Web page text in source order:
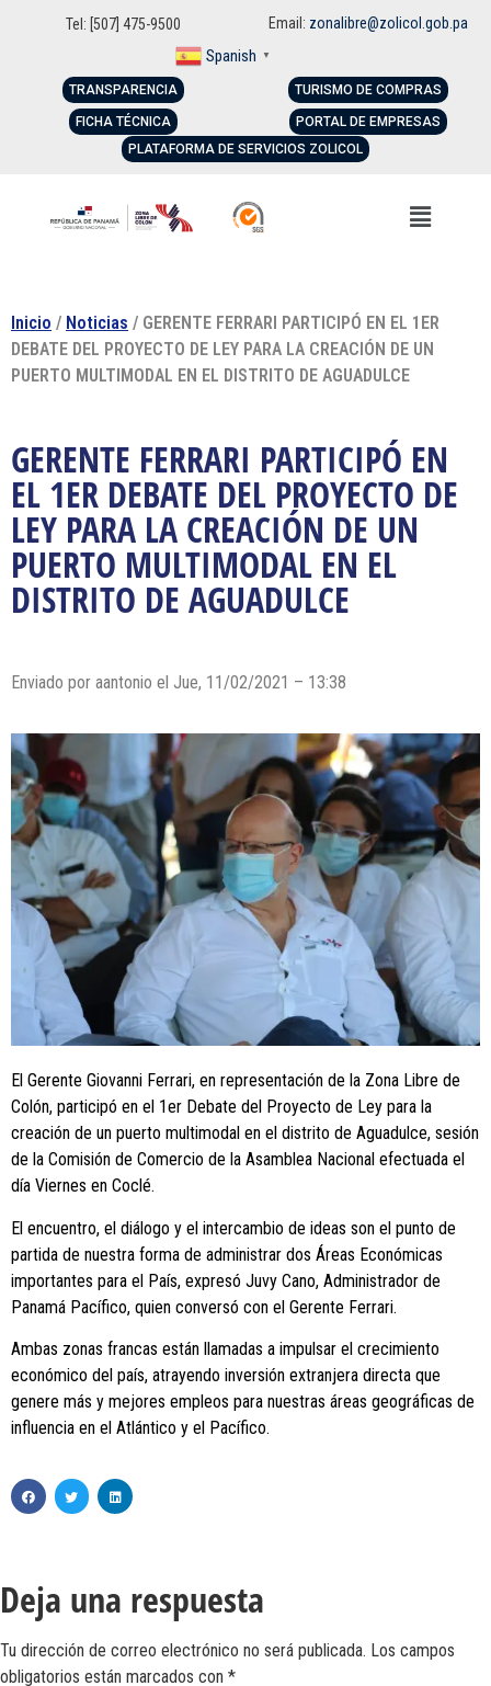
Tel: [507] 475-9500 Email: zonalibre@zolicol.gob.pa
Spanish ▼
TRANSPARENCIA
FICHA TÉCNICA
TURISMO DE COMPRAS
PORTAL DE EMPRESAS
PLATAFORMA DE SERVICIOS ZOLICOL
Inicio / Noticias / GERENTE FERRARI PARTICIPÓ EN EL 1ER
DEBATE DEL PROYECTO DE LEY PARA LA CREACIÓN DE UN
PUERTO MULTIMODAL EN EL DISTRITO DE AGUADULCE
GERENTE FERRARI PARTICIPÓ EN
EL 1ER DEBATE DEL PROYECTO DE
LEY PARA LA CREACIÓN DE UN
PUERTO MULTIMODAL EN EL
DISTRITO DE AGUADULCE
Enviado por aantonio el Jue, 11/02/2021 – 13:38
El Gerente Giovanni Ferrari, en representación de la Zona Libre de
Colón, participó en el 1er Debate del Proyecto de Ley para la
creación de un puerto multimodal en el distrito de Aguadulce, sesión
de la Comisión de Comercio de la Asamblea Nacional efectuada el
día Viernes en Coclé.
El encuentro, el diálogo y el intercambio de ideas son el punto de
partida de nuestra forma de administrar dos Áreas Económicas
importantes para el País, expresó Juvy Cano, Administrador de
Panamá Pacífico, quien conversó con el Gerente Ferrari.
Ambas zonas francas están llamadas a impulsar el crecimiento
económico del país, atrayendo inversión extranjera directa que
genere más y mejores empleos para nuestras áreas geográficas de
influencia en el Atlántico y el Pacífico.
Deja una respuesta
Tu dirección de correo electrónico no será publicada. Los campos
obligatorios están marcados con *